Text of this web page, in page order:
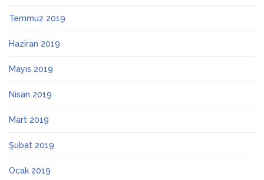
Temmuz 2019
Haziran 2019
Mayıs 2019
Nisan 2019
Mart 2019
Şubat 2019
Ocak 2019